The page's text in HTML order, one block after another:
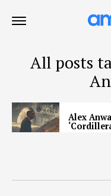
All posts
Alex